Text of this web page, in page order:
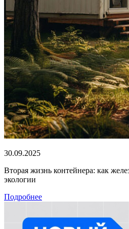
30.09.2025
Вторая жизнь контейнера: как
экологии
Подробнее